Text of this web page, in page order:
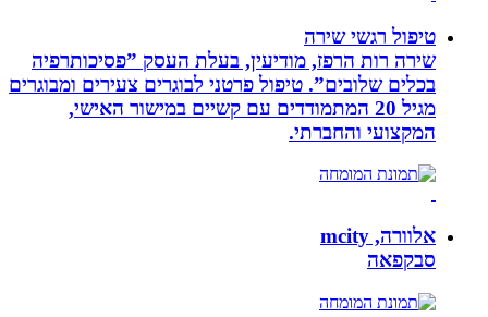
טיפול רגשי שירה
שירה רות הרפז, מודיעין, בעלת העסק ”פסיכותרפיה
בכלים שלובים”. טיפול פרטני לבוגרים צעירים ומבוגרים
מגיל 20 המתמודדים עם קשיים במישור האישי,
המקצועי והחברתי.
אלוורה, mcity
סבקפאה